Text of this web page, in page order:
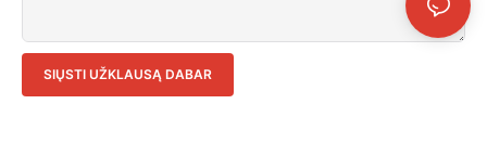
SIŲSTI UŽKLAUSĄ DABAR